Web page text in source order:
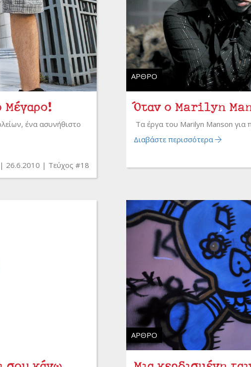
Μέγαρο!
ένα ασυνήθιστο
26.6.2010 Τεύχος #18
ΆΡΘΡΟ
Όταν ο Marilyn
Τα έργα του Marilyn Manson
Διαβάστε περισσότερα
ΆΡΘΡΟ